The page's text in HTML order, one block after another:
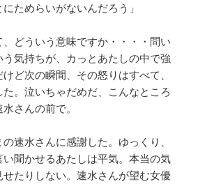
ためらいがないんだろう」
どういう意味ですか・・・・問い
気持ちが、カっとあたしの中で強
ど次の瞬間、その怒りはすべて、
。泣いちゃだめだ、こんなところ
さんの前で。
速水さんに感謝した。ゆっくり、
聞かせるあたしは平気。本当の気
たりしない。速水さんが望む女優